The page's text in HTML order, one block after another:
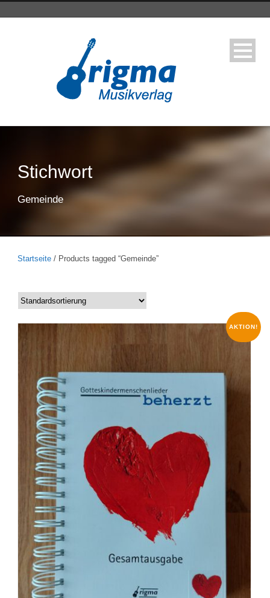
Stichwort
Gemeinde
Startseite / Products tagged “Gemeinde”
AKTION!